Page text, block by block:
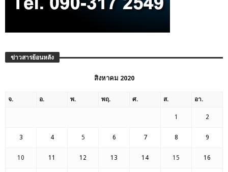
ข่าวสารย้อนหลัง
สิงหาคม 2020
จ. อ. พ. พฤ. ศ. ส. อา.
1 2
3 4 5 6 7 8 9
10 11 12 13 14 15 16